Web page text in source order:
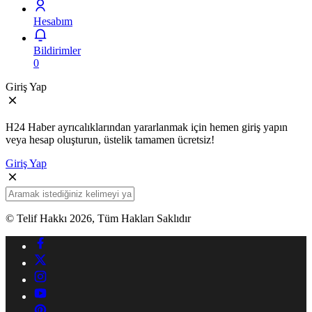
Hesabım
Bildirimler
0
Giriş Yap
H24 Haber ayrıcalıklarından yararlanmak için hemen giriş yapın
veya hesap oluşturun, üstelik tamamen ücretsiz!
Giriş Yap
© Telif Hakkı 2026, Tüm Hakları Saklıdır